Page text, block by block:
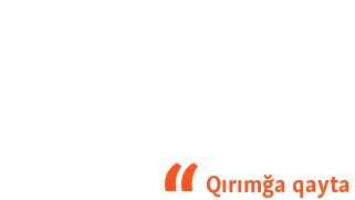
Qırımğa qayta